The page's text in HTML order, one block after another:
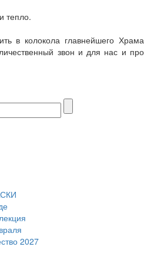
тепло.
в колокола главнейшего Храма
звон и для нас и про
2027